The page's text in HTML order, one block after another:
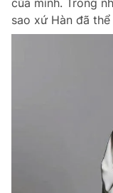
của mình. Trong
sao xứ Hàn đã